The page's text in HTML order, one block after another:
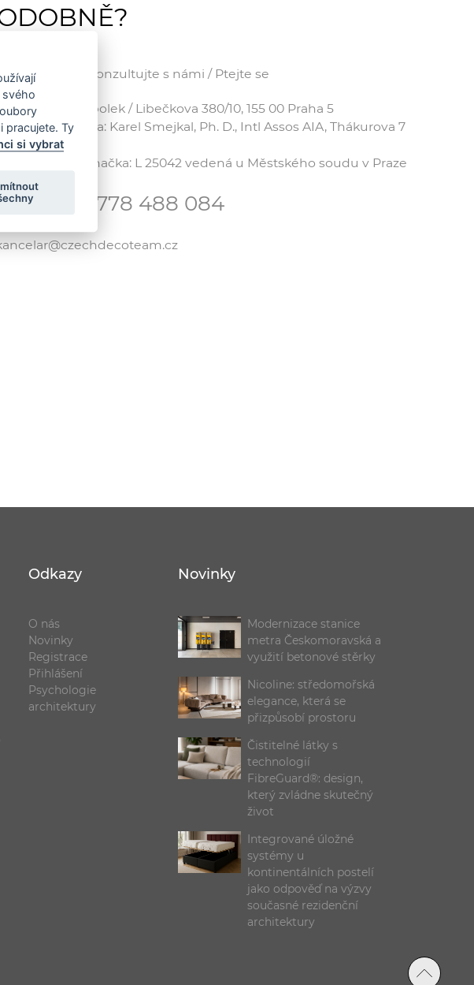
poradíme / Konzultujte s námi / Ptejte se
TEAM, spolek / Libečkova 380/10, 155 00 Praha 5
adresa: Karel Smejkal, Ph. D., Intl Assos AIA, Thákurova 7
29 Praha 6
Spisová značka: L 25042 vedená u Městského soudu v Praze
+420 778 488 084
Odkazy
O nás
Novinky
Registrace
Přihlášení
Psychologie
architektury
Novinky
Modernizace stanice
metra Českomoravská a
využití betonové stěrky
Nicoline: středomořská
elegance, která se
přizpůsobí prostoru
Čistitelné látky s
technologií
FibreGuard®: design,
který zvládne skutečný
život
Integrované úložné
systémy u
kontinentálních postelí
jako odpověď na výzvy
současné rezidenční
architektury
pracujete. Ty
si vybrat